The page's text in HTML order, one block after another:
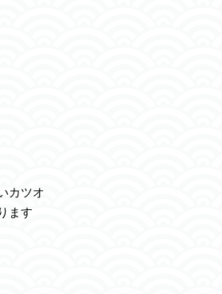
カツオ
ます